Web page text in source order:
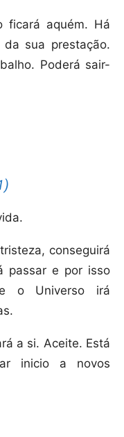
ficará aquém. Há
sua prestação.
Poderá sair-
conseguirá
passar e por isso
o Universo irá
a si. Aceite. Está
inicio a novos